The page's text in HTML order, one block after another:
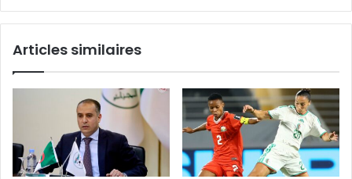
Articles similaires